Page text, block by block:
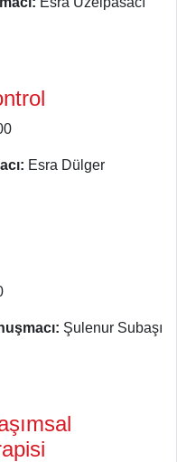
Esra Dülger
Şulenur Subaşı